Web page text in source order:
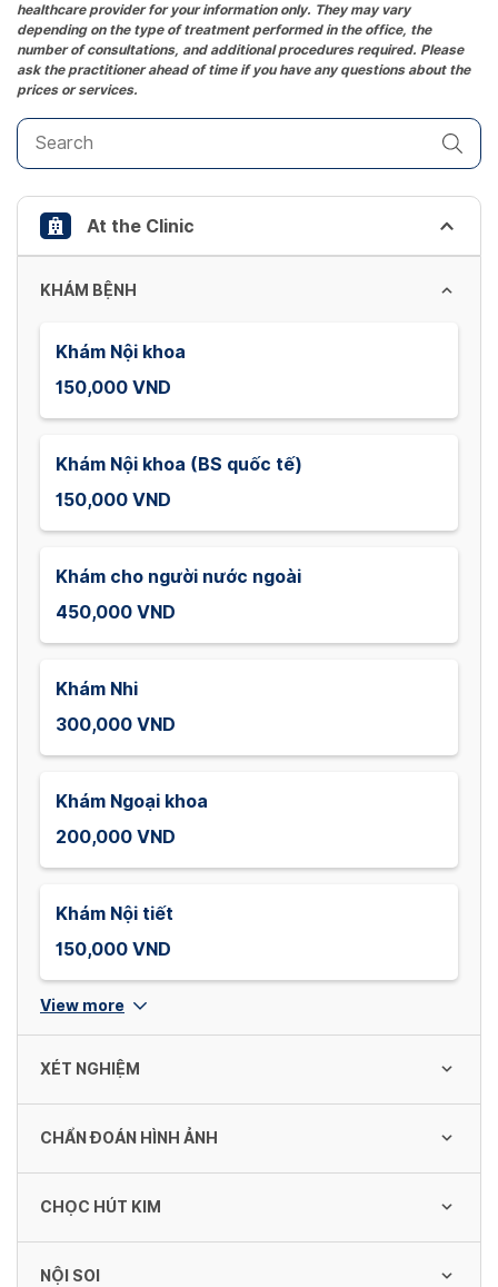
question
mark
key
to
get
the
keyboard
shortcuts
for
changing
dates.
healthcare provider for your information only. They may vary
depending on the type of treatment performed in the office, the
number of consultations, and additional procedures required. Please
ask the practitioner ahead of time if you have any questions about the
prices or services.
At the Clinic
KHÁM BỆNH
Khám Nội khoa
150,000 VND
Khám Nội khoa (BS quốc tế)
150,000 VND
Khám cho người nước ngoài
450,000 VND
Khám Nhi
300,000 VND
Khám Ngoại khoa
200,000 VND
Khám Nội tiết
150,000 VND
View more
XÉT NGHIỆM
động (18 TS)
130,000 VND
CHẨN ĐOÁN HÌNH ẢNH
Chụp CT Scanner 64 dãy đến 128 dãy sọ
não không thuốc cản quang
CHỌC HÚT KIM
NỘI SOI